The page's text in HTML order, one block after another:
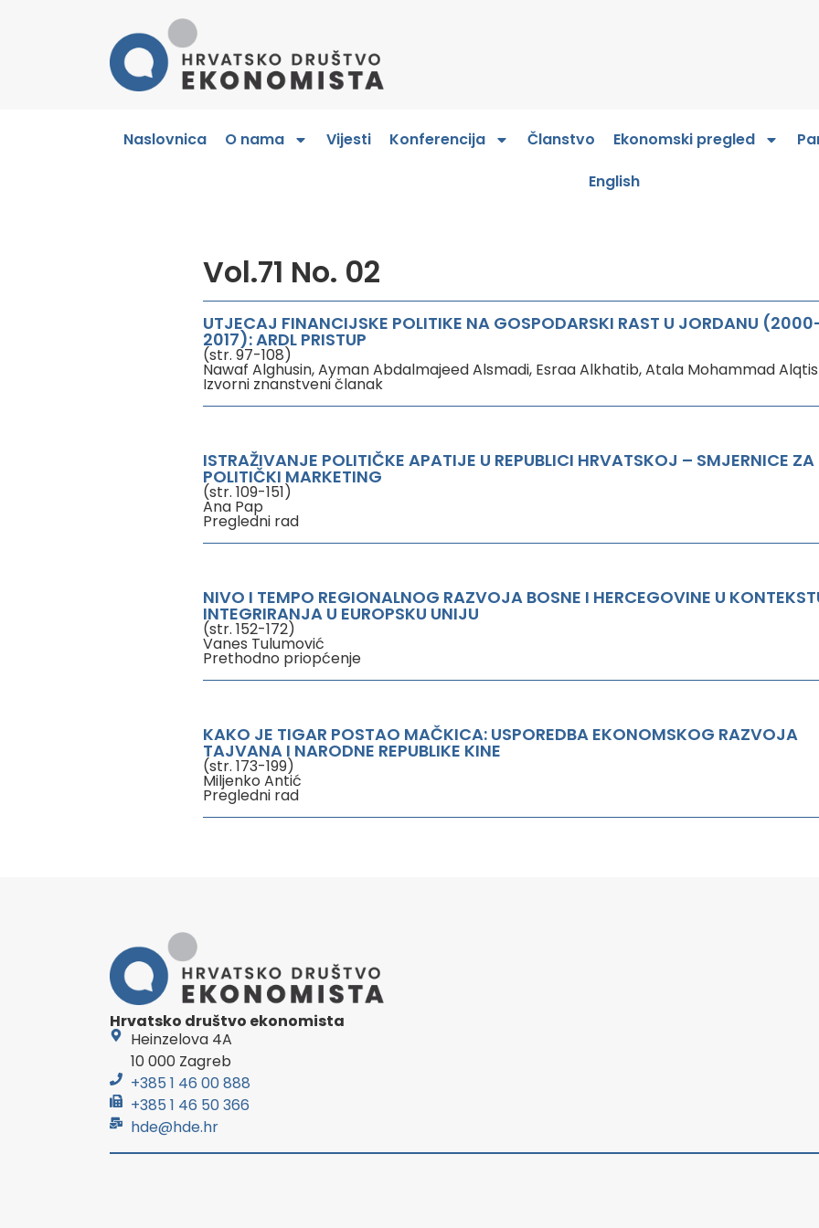
Naslovnica O nama Vijesti Konferencija Članstvo Ekonomski pregled
English
Vol.71 No. 02
UTJECAJ FINANCIJSKE POLITIKE NA GOSPODARSKI RAST U JORDANU
2017): ARDL PRISTUP
(str. 97-108)
Nawaf Alghusin, Ayman Abdalmajeed Alsmadi, Esraa Alkhatib, Atala Mohammad
Izvorni znanstveni članak
ISTRAŽIVANJE POLITIČKE APATIJE U REPUBLICI HRVATSKOJ – SMJERNICE ZA
POLITIČKI MARKETING
(str. 109-151)
Ana Pap
Pregledni rad
NIVO I TEMPO REGIONALNOG RAZVOJA BOSNE I HERCEGOVINE U
INTEGRIRANJA U EUROPSKU UNIJU
(str. 152-172)
Vanes Tulumović
Prethodno priopćenje
KAKO JE TIGAR POSTAO MAČKICA: USPOREDBA EKONOMSKOG RAZVOJA
TAJVANA I NARODNE REPUBLIKE KINE
(str. 173-199)
Miljenko Antić
Pregledni rad
Hrvatsko društvo ekonomista
Heinzelova 4A
10 000 Zagreb
+385 1 46 00 888
+385 1 46 50 366
hde@hde.hr